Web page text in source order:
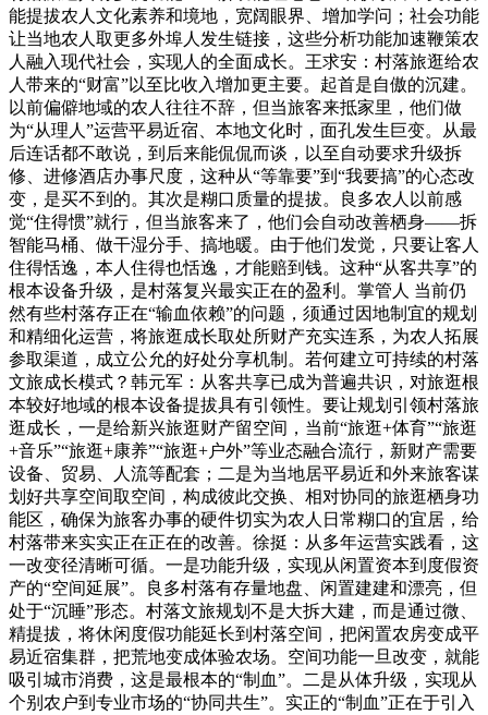
能提拔农人文化素养和境地，宽阔眼界、增加学问；社会功能
让当地农人取更多外埠人发生链接，这些分析功能加速鞭策农
人融入现代社会，实现人的全面成长。王求安：村落旅逛给农
人带来的“财富”以至比收入增加更主要。起首是自傲的沉建。
以前偏僻地域的农人往往不辞，但当旅客来抵家里，他们做
为“从理人”运营平易近宿、本地文化时，面孔发生巨变。从最
后连话都不敢说，到后来能侃侃而谈，以至自动要求升级拆
修、进修酒店办事尺度，这种从“等靠要”到“我要搞”的心态改
变，是买不到的。其次是糊口质量的提拔。良多农人以前感
觉“住得惯”就行，但当旅客来了，他们会自动改善栖身——拆
智能马桶、做干湿分手、搞地暖。由于他们发觉，只要让客人
住得恬逸，本人住得也恬逸，才能赔到钱。这种“从客共享”的
根本设备升级，是村落复兴最实正在的盈利。掌管人 当前仍
然有些村落存正在“输血依赖”的问题，须通过因地制宜的规划
和精细化运营，将旅逛成长取处所财产充实连系，为农人拓展
参取渠道，成立公允的好处分享机制。若何建立可持续的村落
文旅成长模式？韩元军：从客共享已成为普遍共识，对旅逛根
本较好地域的根本设备提拔具有引领性。要让规划引领村落旅
逛成长，一是给新兴旅逛财产留空间，当前“旅逛+体育”“旅逛
+音乐”“旅逛+康养”“旅逛+户外”等业态融合流行，新财产需要
设备、贸易、人流等配套；二是为当地居平易近和外来旅客谋
划好共享空间取空间，构成彼此交换、相对协同的旅逛栖身功
能区，确保为旅客办事的硬件切实为农人日常糊口的宜居，给
村落带来实实正在正在的改善。徐挺：从多年运营实践看，这
一改变径清晰可循。一是功能升级，实现从闲置资本到度假资
产的“空间延展”。良多村落有存量地盘、闲置建建和漂亮，但
处于“沉睡”形态。村落文旅规划不是大拆大建，而是通过微、
精提拔，将休闲度假功能延长到村落空间，把闲置农房变成平
易近宿集群，把荒地变成体验农场。空间功能一旦改变，就能
吸引城市消费，这是最根本的“制血”。二是从体升级，实现从
个别农户到专业市场的“协同共生”。实正的“制血”正在于引入